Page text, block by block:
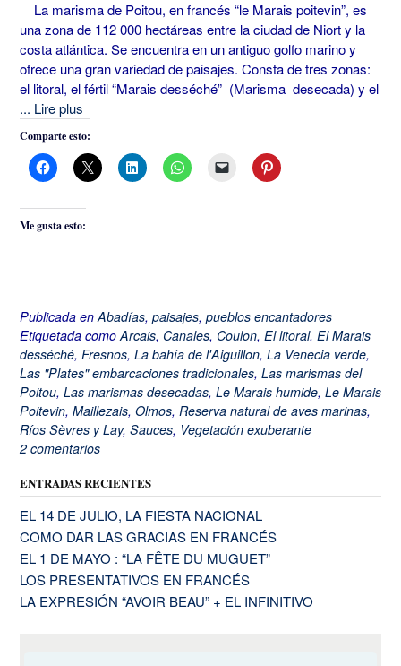
La marisma de Poitou, en francés “le Marais poitevin”, es
una zona de 112 000 hectáreas entre la ciudad de Niort y la
costa atlántica. Se encuentra en un antiguo golfo marino y
ofrece una gran variedad de paisajes. Consta de tres zonas:
el litoral, el fértil “Marais desséché” (Marisma desecada) y el
... Lire plus
Comparte esto:
Me gusta esto:
Publicada enAbadías, paisajes, pueblos encantadores
Etiquetada comoArcais, Canales, Coulon, El litoral, El Marais
desséché, Fresnos, La bahía de l'Aiguillon, La Venecia verde,
Las "Plates" embarcaciones tradicionales, Las marismas del
Poitou, Las marismas desecadas, Le Marais humide, Le Marais
Poitevin, Maillezais, Olmos, Reserva natural de aves marinas,
Ríos Sèvres y Lay, Sauces, Vegetación exuberante
2 comentarios
ENTRADAS RECIENTES
EL 14 DE JULIO, LA FIESTA NACIONAL
COMO DAR LAS GRACIAS EN FRANCÉS
EL 1 DE MAYO : “LA FÊTE DU MUGUET”
LOS PRESENTATIVOS EN FRANCÉS
LA EXPRESIÓN “AVOIR BEAU” + EL INFINITIVO